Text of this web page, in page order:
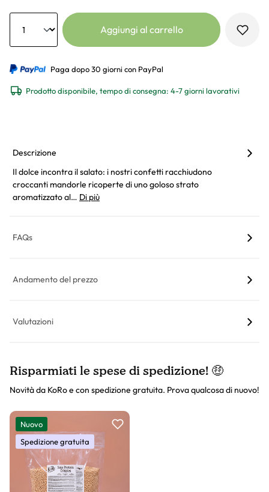
Anzahl
Aggiungi al carrello
Paga dopo 30 giorni con PayPal
Prodotto disponibile, tempo di consegna: 4-7 giorni lavorativi
Descrizione
Il dolce incontra il salato: i nostri confetti racchiudono
croccanti mandorle ricoperte di uno goloso strato
aromatizzato al… Di più
FAQs
Andamento del prezzo
Valutazioni
Risparmiati le spese di spedizione! 🤑
Novità da KoRo e con spedizione gratuita. Prova qualcosa di nuovo!
Slider prodotto
Nuovo
Spedizione gratuita